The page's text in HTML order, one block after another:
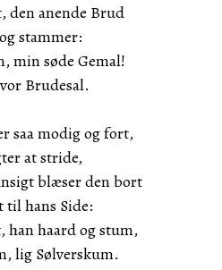
den anende Brud
stammer:
min søde Gemal!
Brudesal.
saa modig og fort,
at stride,
blæser den bort
hans Side:
han haard og stum,
lig Sølverskum.